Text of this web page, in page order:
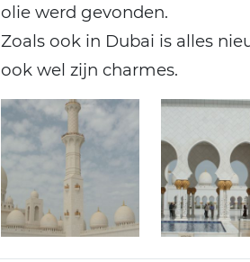
olie werd gevonden.
Zoals ook in Dubai is alles
ook wel zijn charmes.